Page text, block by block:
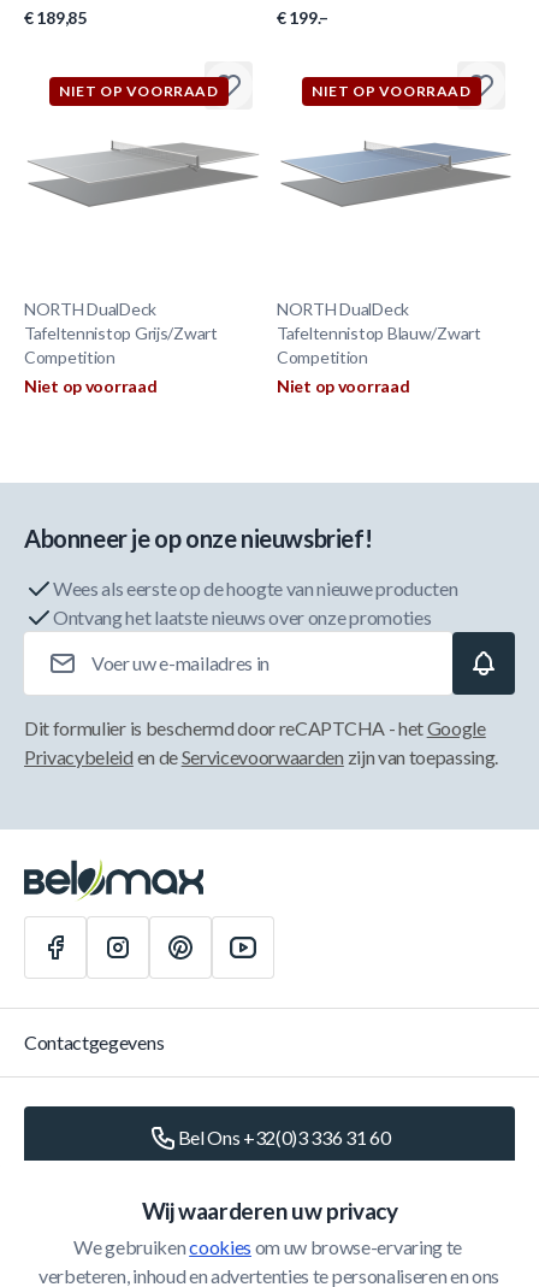
€ 189,85
€ 199.–
NIET OP VOORRAAD
NORTH DualDeck
Tafeltennistop Grijs/Zwart
Competition
Niet op voorraad
NIET OP VOORRAAD
NORTH DualDeck
Tafeltennistop Blauw/Zwart
Competition
Niet op voorraad
Wij waarderen uw privacy
We gebruiken cookies om uw browse-ervaring te
verbeteren, inhoud en advertenties te personaliseren en ons
Abonneer je op onze nieuwsbrief!
Wees als eerste op de hoogte van nieuwe producten
Ontvang het laatste nieuws over onze promoties
Dit formulier is beschermd door reCAPTCHA - hetGoogle
Privacybeleid en deServicevoorwaarden zijn van toepassing.
Contactgegevens
Bel Ons +32(0)3 336 31 60
Schrijf Ons info@belomax.com
Routebeschrijving naar de Belomax